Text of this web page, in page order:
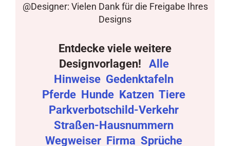
@Designer: Vielen Dank für die Freigabe Ihres
Designs
Entdecke viele weitere
Designvorlagen!
Alle
Hinweise Gedenktafeln
Pferde Hunde Katzen Tiere
Parkverbotschild-Verkehr
Straßen-Hausnummern
Wegweiser Firma Sprüche